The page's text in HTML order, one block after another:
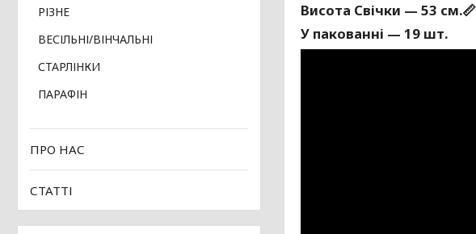
Висота Свічки — 53 см.📏
У пакованні — 19 шт.
РІЗНЕ
ВЕСІЛЬНІ/ВІНЧАЛЬНІ
СТАРЛІНКИ
ПАРАФІН
ПРО НАС
СТАТТІ